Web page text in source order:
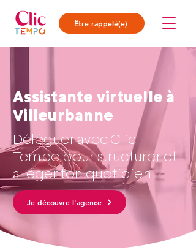
Être rappelé(e)
Assistante virtuelle à
Villeurbanne
Déléguer avec Clic
Tempo pour structurer et
alléger ton quotidien
Je découvre l'agence